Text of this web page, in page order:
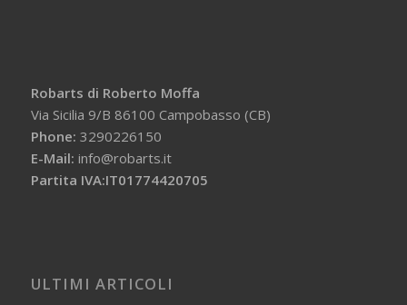
Robarts di Roberto Moffa
Via Sicilia 9/B 86100 Campobasso (CB)
Phone: 3290226150
E-Mail: info@robarts.it
Partita IVA:IT01774420705
ULTIMI ARTICOLI